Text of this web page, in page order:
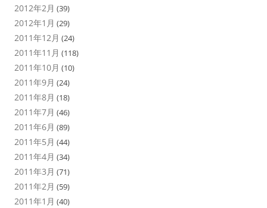
2012年2月 (39)
2012年1月 (29)
2011年12月 (24)
2011年11月 (118)
2011年10月 (10)
2011年9月 (24)
2011年8月 (18)
2011年7月 (46)
2011年6月 (89)
2011年5月 (44)
2011年4月 (34)
2011年3月 (71)
2011年2月 (59)
2011年1月 (40)